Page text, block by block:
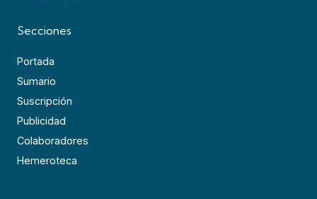
Secciones
Portada
Sumario
Suscripción
Publicidad
Colaboradores
Hemeroteca